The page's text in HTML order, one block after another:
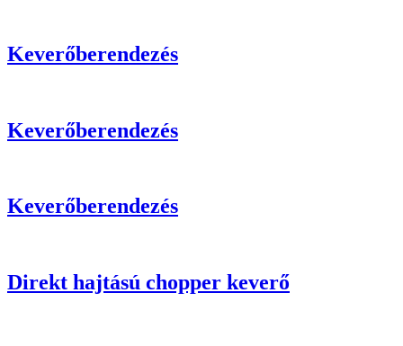
Keverőberendezés
Keverőberendezés
Keverőberendezés
Direkt hajtású chopper keverő